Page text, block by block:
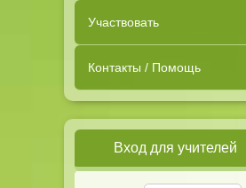
Участвовать
Контакты / Помощь
Вход для учителей